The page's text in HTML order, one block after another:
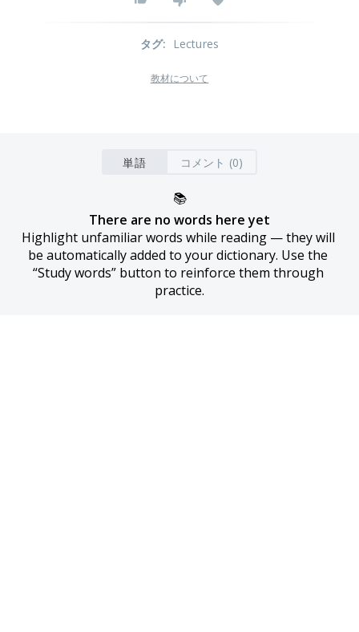
タグ: Lectures
教材について
単語 コメント (0)
📚
There are no words here yet
Highlight unfamiliar words while reading — they will
be automatically added to your dictionary. Use the
“Study words” button to reinforce them through
practice.